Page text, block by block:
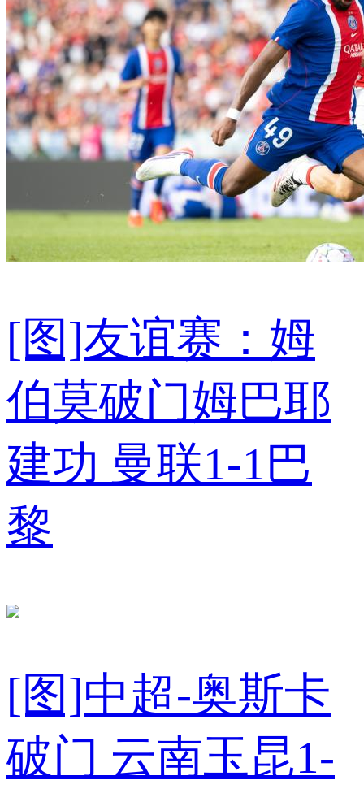
[图]友谊赛：姆
伯莫破门姆巴耶
建功 曼联1-1巴
黎
[图]中超-奥斯卡
破门 云南玉昆1-